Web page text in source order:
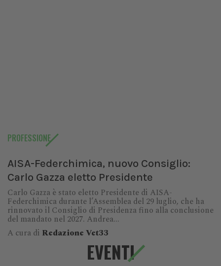
PROFESSIONE
AISA-Federchimica, nuovo Consiglio:
Carlo Gazza eletto Presidente
Carlo Gazza è stato eletto Presidente di AISA-
Federchimica durante l’Assemblea del 29 luglio, che ha
rinnovato il Consiglio di Presidenza fino alla conclusione
del mandato nel 2027. Andrea...
A cura di Redazione Vet33
EVENTI